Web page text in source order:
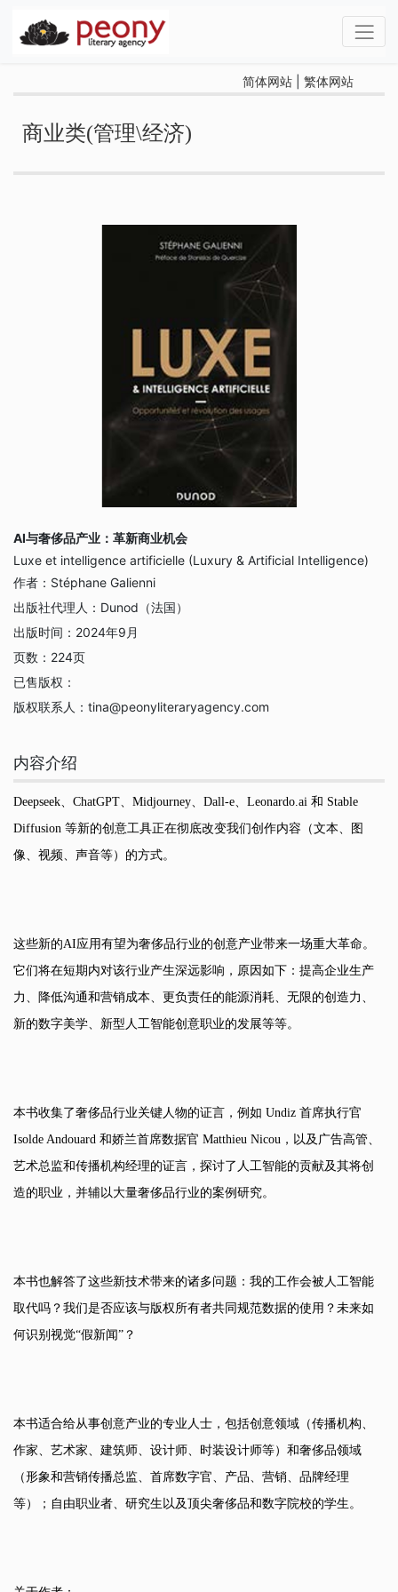
简体网站 繁体网站
商业类(管理\经济)
AI与奢侈品产业：革新商业机会
Luxe et intelligence artificielle (Luxury & Artificial Intelligence)
作者： Stéphane Galienni
出版社代理人： Dunod（法国）
出版时间： 2024年9月
页数： 224页
已售版权：
版权联系人： tina@peonyliteraryagency.com
内容介绍
Deepseek、 ChatGPT、 Midjourney、 Dall-e、 Leonardo.ai 和 Stable
Diffusion 等新的创意工具正在彻底改变我们创作内容（文本、图
像、视频、声音等）的方式。
这些新的AI应用有望为奢侈品行业的创意产业带来一场重大革命。
它们将在短期内对该行业产生深远影响，原因如下：提高企业生产
力、降低沟通和营销成本、更负责任的能源消耗、无限的创造力、
新的数字美学、新型人工智能创意职业的发展等等。
本书收集了奢侈品行业关键人物的证言，例如 Undiz 首席执行官
Isolde Andouard 和娇兰首席数据官 Matthieu Nicou ，以及广告高管、
艺术总监和传播机构经理的证言，探讨了人工智能的贡献及其将创
造的职业，并辅以大量奢侈品行业的案例研究。
本书也解答了这些新技术带来的诸多问题：我的工作会被人工智能
取代吗？我们是否应该与版权所有者共同规范数据的使用？未来如
何识别视觉“假新闻”？
本书适合给从事创意产业的专业人士，包括创意领域（传播机构、
作家、艺术家、建筑师、设计师、时装设计师等）和奢侈品领域
（形象和营销传播总监、首席数字官、产品、营销、品牌经理
等）；自由职业者、研究生以及顶尖奢侈品和数字院校的学生。